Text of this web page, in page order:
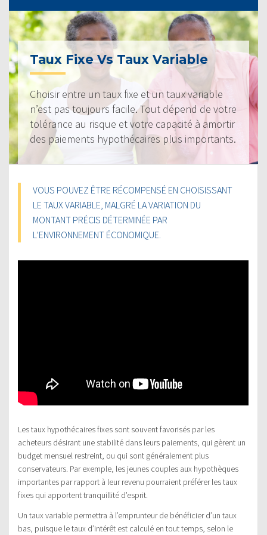
Taux Fixe Vs Taux Variable
Choisir entre un taux fixe et un taux variable
n’est pas toujours facile. Tout dépend de votre
tolérance au risque et votre capacité à amortir
des paiements hypothécaires plus importants.
VOUS POUVEZ ÊTRE RÉCOMPENSÉ EN CHOISISSANT
LE TAUX VARIABLE, MALGRÉ LA VARIATION DU
MONTANT PRÉCIS DÉTERMINÉE PAR
L’ENVIRONNEMENT ÉCONOMIQUE.
Les taux hypothécaires fixes sont souvent favorisés par les
acheteurs désirant une stabilité dans leurs paiements, qui gèrent un
budget mensuel restreint, ou qui sont généralement plus
conservateurs. Par exemple, les jeunes couples aux hypothèques
importantes par rapport à leur revenu pourraient préférer les taux
fixes qui apportent tranquillité d’esprit.
Un taux variable permettra à l’emprunteur de bénéficier d’un taux
bas, puisque le taux d’intérêt est calculé en tout temps, selon le